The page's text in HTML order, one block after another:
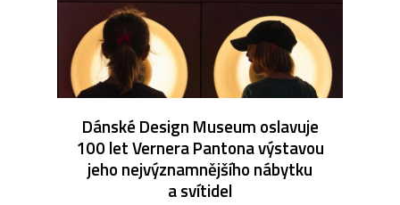
Dánské Design Museum oslavuje
100 let Vernera Pantona výstavou
jeho nejvýznamnějšího nábytku
a svítidel